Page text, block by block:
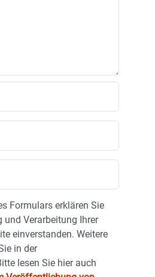
Formulars erklären Sie
und Verarbeitung Ihrer
einverstanden. Weitere
in der
lesen Sie hier auch